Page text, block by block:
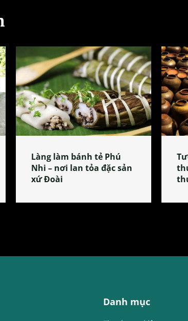
Làng làm bánh tẻ Phú
Nhi – nơi lan tỏa đặc sản
xứ Đoài
Danh mục